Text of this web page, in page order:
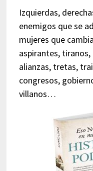
Izquierdas,
enemigos que se
mujeres que
aspirantes,
alianzas, tretas,
congresos,
villanos…